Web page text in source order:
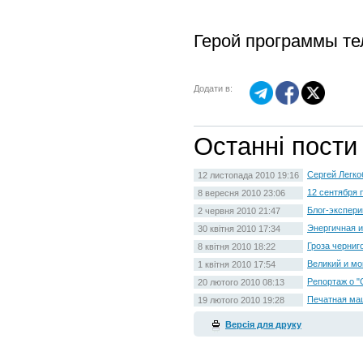
Герой программы
Додати в:
Останні
12 листопада 2010 19:16
Сергей
8 вересня 2010 23:06
12 сентября
2 червня 2010 21:47
Блог-
30 квітня 2010 17:34
Энергичная
8 квітня 2010 18:22
Гроза
1 квітня 2010 17:54
Великий и
20 лютого 2010 08:13
Репортаж о
19 лютого 2010 19:28
Печатная
Версія для друку